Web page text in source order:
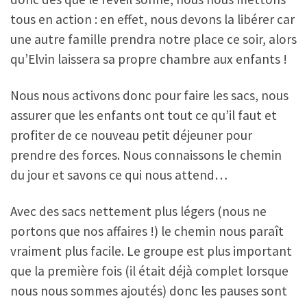
tous en action : en effet, nous devons la libérer car
une autre famille prendra notre place ce soir, alors
qu’Elvin laissera sa propre chambre aux enfants !
Nous nous activons donc pour faire les sacs, nous
assurer que les enfants ont tout ce qu’il faut et
profiter de ce nouveau petit déjeuner pour
prendre des forces. Nous connaissons le chemin
du jour et savons ce qui nous attend…
Avec des sacs nettement plus légers (nous ne
portons que nos affaires !) le chemin nous paraît
vraiment plus facile. Le groupe est plus important
que la première fois (il était déjà complet lorsque
nous nous sommes ajoutés) donc les pauses sont